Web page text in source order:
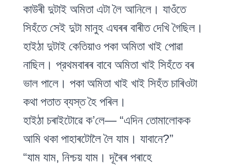
কাউৰী দুটাই অমিতা এটা লৈ আনিলে। যাওঁতে
সিহঁতে সেই দুটা মানুহ এঘৰৰ বাৰীত দেখি গৈছিল।
হাইঠা দুটাই কেতিয়াও পকা অমিতা খাই পোৱা
নাছিল। প্রথমবাৰৰ বাবে অমিতা খাই সিহঁতে বৰ
ভাল পালে। পকা অমিতা খাই খাই সিহঁত চাৰিওটা
কথা পতাত ব্যস্ত হৈ পৰিল।
হাইঠা চৰাইটোৱে ক’লে— “এদিন তোমালোকক
আমি থকা পাহাৰটোলৈ লৈ যাম। যাবানে?”
“যাম যাম, নিশ্চয় যাম। দূৰৈৰ পৰাহে